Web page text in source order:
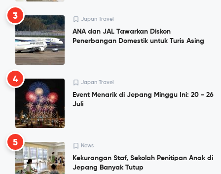
3 Japan Travel
ANA dan JAL Tawarkan Diskon
Penerbangan Domestik untuk Turis Asing
4 Japan Travel
Event Menarik di Jepang Minggu Ini: 20 - 26
Juli
5 News
Kekurangan Staf, Sekolah Penitipan Anak di
Jepang Banyak Tutup